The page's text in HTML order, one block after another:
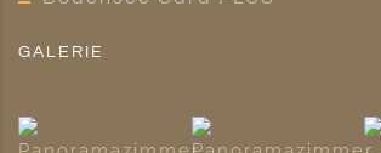
GALERIE